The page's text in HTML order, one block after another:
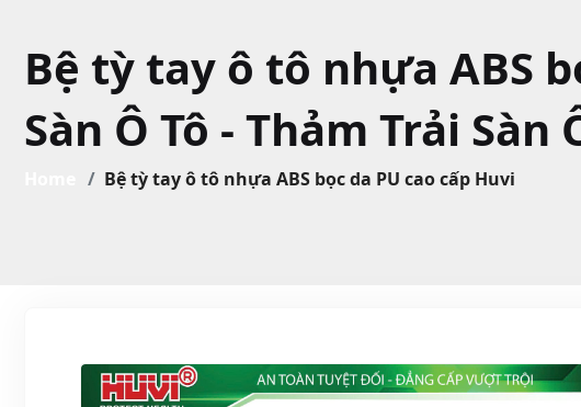
Bệ tỳ tay ô tô nhựa ABS
Sàn Ô Tô - Thảm Trải Sàn
Bệ tỳ tay ô tô nhựa ABS bọc da PU cao cấp Huvi